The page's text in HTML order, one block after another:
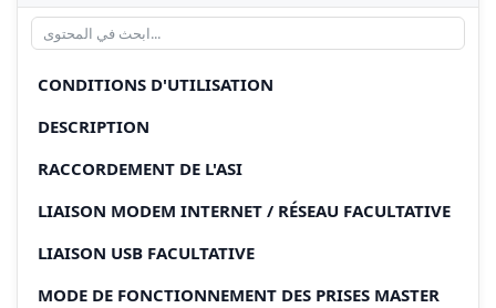
CONDITIONS D'UTILISATION
DESCRIPTION
RACCORDEMENT DE L'ASI
LIAISON MODEM INTERNET / RÉSEAU FACULTATIVE
LIAISON USB FACULTATIVE
MODE DE FONCTIONNEMENT DES PRISES MASTER